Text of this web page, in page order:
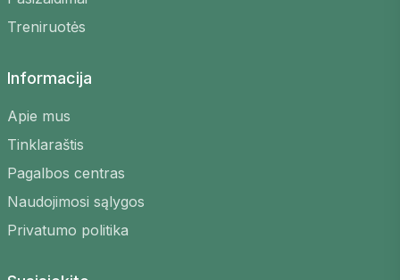
Treniruotės
Informacija
Apie mus
Tinklaraštis
Pagalbos centras
Naudojimosi sąlygos
Privatumo politika